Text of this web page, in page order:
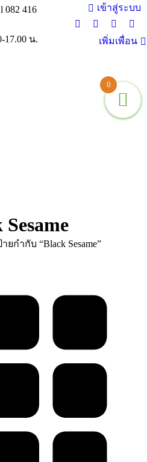
082 416
17.00 น.
เข้าสู่ระบบ
Facebook
window
X
page
new
window
page
new
window
new
เพิ่มเพื่อน
กำกับ “Black Sesame”
0